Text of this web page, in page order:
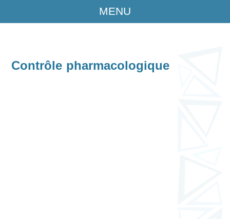
MENU
Contrôle pharmacologique